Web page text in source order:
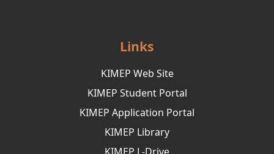
Links
KIMEP Web Site
KIMEP Student Portal
KIMEP Application Portal
KIMEP Library